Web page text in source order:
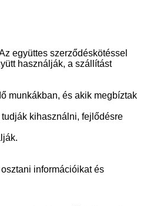
együttes szerződéskötéssel
használják, a szállítást
munkákban, és akik megbíztak
kihasználni, fejlődésre
információikat és